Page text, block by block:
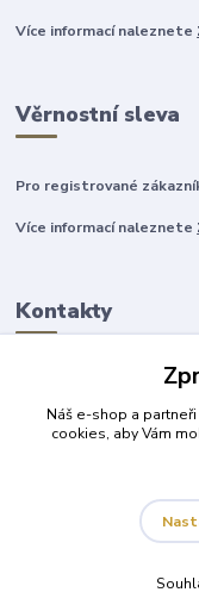
Více informací naleznete
Věrnostní sleva
Pro registrované
Více informací naleznete
Kontakty
+420 777 315 999
obchod@darky-pro-
Náš e-shop a
cookies, aby Vám